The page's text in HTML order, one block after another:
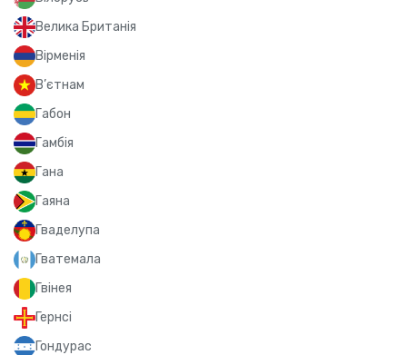
Велика Британія
Вірменія
В’єтнам
Габон
Гамбія
Гана
Гаяна
Гваделупа
Гватемала
Гвінея
Гернсі
Гондурас